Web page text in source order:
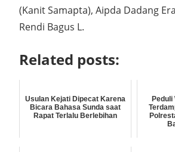
(Kanit Samapta), Aipda Dadang
Rendi Bagus L.
Related posts:
Usulan Kejati Dipecat Karena
Bicara Bahasa Sunda saat
Rapat Terlalu Berlebihan